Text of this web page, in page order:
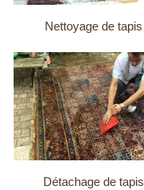
Nettoyage de tapis
Détachage de tapis